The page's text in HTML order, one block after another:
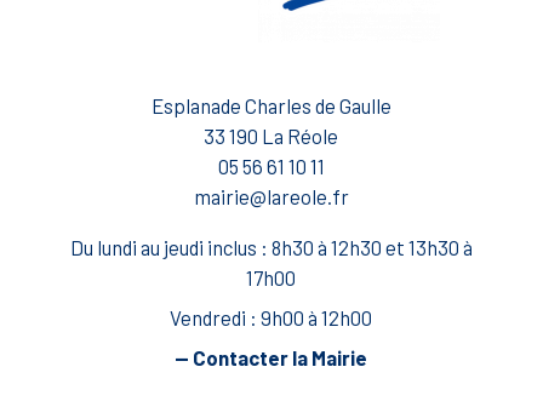
Esplanade Charles de Gaulle
33 190 La Réole
05 56 61 10 11
mairie@lareole.fr
Du lundi au jeudi inclus : 8h30 à 12h30 et 13h30 à
17h00
Vendredi : 9h00 à 12h00
— Contacter la Mairie